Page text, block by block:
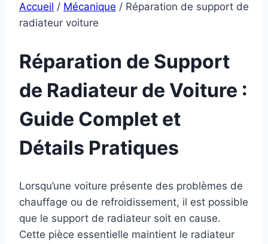
Accueil / Mécanique / Réparation de support de
radiateur voiture
Réparation de Support
de Radiateur de Voiture :
Guide Complet et
Détails Pratiques
Lorsqu’une voiture présente des problèmes de
chauffage ou de refroidissement, il est possible
que le support de radiateur soit en cause.
Cette pièce essentielle maintient le radiateur